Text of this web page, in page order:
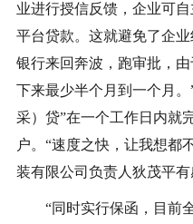
业进行授信反馈，企业可
平台贷款。这就避免了企
银行来回奔波，跑审批，
下来最少半个月到一个月
采）贷”在一个工作日内就
户。“速度之快，让我想都
装有限公司负责人狄茂平有
“同时实行保函，目前全